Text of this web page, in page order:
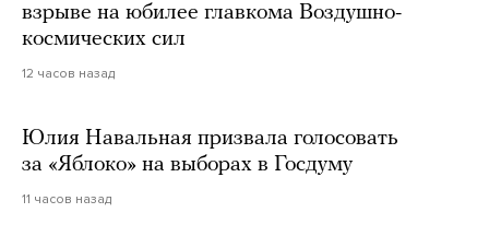
взрыве на юбилее главкома Воздушно-
космических сил
12 часов назад
Юлия Навальная призвала голосовать
за «Яблоко» на выборах в Госдуму
11 часов назад